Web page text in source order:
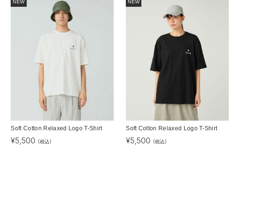
NEW
Soft Cotton Relaxed Logo T-Shirt
¥5,500 (税込)
NEW
Soft Cotton Relaxed Logo T-Shirt
¥5,500 (税込)